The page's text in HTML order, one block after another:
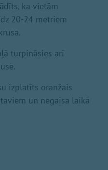
ka vietām
20-24 metriem
turpināsies arī
izplatīts oranžais
un negaisa laikā